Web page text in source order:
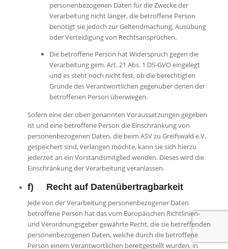
personenbezogenen Daten für die Zwecke der
Verarbeitung nicht länger, die betroffene Person
benötigt sie jedoch zur Geltendmachung, Ausübung
oder Verteidigung von Rechtsansprüchen.
Die betroffene Person hat Widerspruch gegen die
Verarbeitung gem. Art. 21 Abs. 1 DS-GVO eingelegt
und es steht noch nicht fest, ob die berechtigten
Gründe des Verantwortlichen gegenüber denen der
betroffenen Person überwiegen.
Sofern eine der oben genannten Voraussetzungen gegeben
ist und eine betroffene Person die Einschränkung von
personenbezogenen Daten, die beim ASV zu Greifswald e.V.
gespeichert sind, verlangen möchte, kann sie sich hierzu
jederzeit an ein Vorstandsmitglied wenden. Dieses wird die
Einschränkung der Verarbeitung veranlassen.
f) Recht auf Datenübertragbarkeit
Jede von der Verarbeitung personenbezogener Daten
betroffene Person hat das vom Europäischen Richtlinien-
und Verordnungsgeber gewährte Recht, die sie betreffenden
personenbezogenen Daten, welche durch die betroffene
Person einem Verantwortlichen bereitgestellt wurden, in